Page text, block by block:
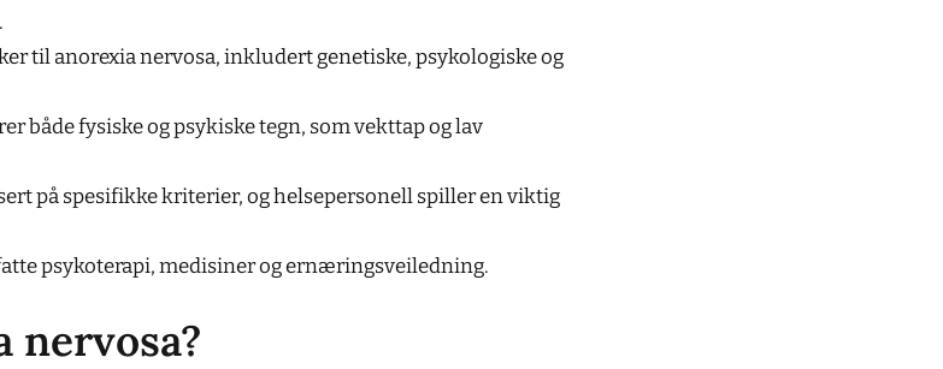
til anorexia nervosa, inkludert genetiske, psykologiske og
både fysiske og psykiske tegn, som vekttap og lav
på spesifikke kriterier, og helsepersonell spiller en viktig
psykoterapi, medisiner og ernæringsveiledning.
nervosa?